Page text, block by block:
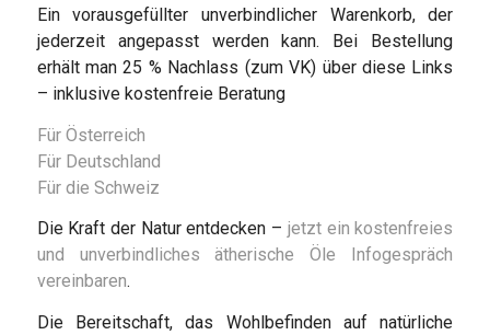
Ein vorausgefüllter unverbindlicher Warenkorb, der
jederzeit angepasst werden kann. Bei Bestellung
erhält man 25 % Nachlass (zum VK) über diese Links
– inklusive kostenfreie Beratung
Für Österreich
Für Deutschland
Für die Schweiz
Die Kraft der Natur entdecken – jetzt ein kostenfreies
und unverbindliches ätherische Öle Infogespräch
vereinbaren.
Die Bereitschaft, das Wohlbefinden auf natürliche